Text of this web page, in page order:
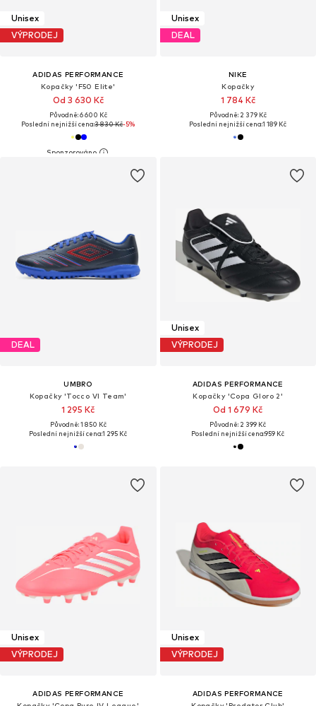
Unisex
VÝPRODEJ
ADIDAS PERFORMANCE
Kopačky 'F50 Elite'
Od 3 630 Kč
Původně: 6 600 Kč
Poslední nejnižší cena:3 830 Kč-5%
Unisex
DEAL
NIKE
Kopačky
1 784 Kč
Původně: 2 379 Kč
Poslední nejnižší cena:1 189 Kč
DEAL
UMBRO
Kopačky 'Tocco VI Team'
1 295 Kč
Původně: 1 850 Kč
Poslední nejnižší cena:1 295 Kč
Unisex
VÝPRODEJ
ADIDAS PERFORMANCE
Kopačky 'Copa Gloro 2'
Od 1 679 Kč
Původně: 2 399 Kč
Poslední nejnižší cena:959 Kč
Unisex
VÝPRODEJ
ADIDAS PERFORMANCE
Unisex
VÝPRODEJ
ADIDAS PERFORMANCE